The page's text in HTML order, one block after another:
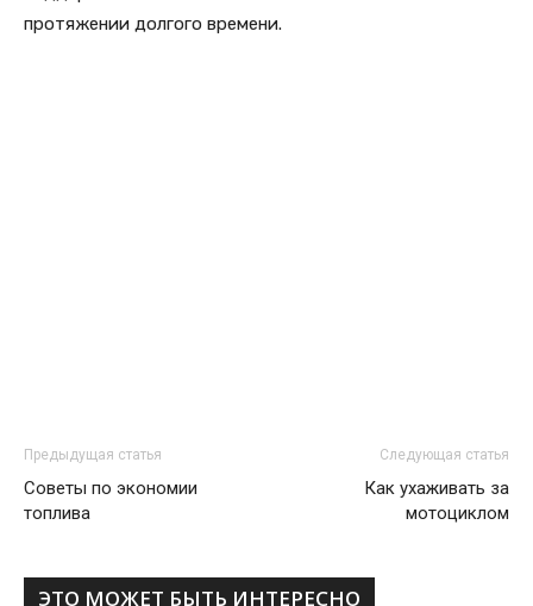
протяжении долгого времени.
Предыдущая статья
Советы по экономии
топлива
Следующая статья
Как ухаживать за
мотоциклом
ЭТО МОЖЕТ БЫТЬ ИНТЕРЕСНО